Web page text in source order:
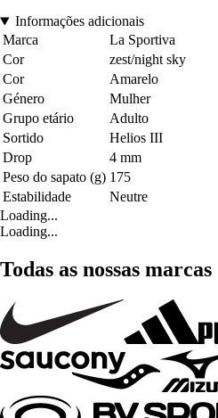
Informações adicionais
Marca
La Sportiva
Cor
zest/night sky
Cor
Amarelo
Género
Mulher
Grupo etário
Adulto
Sortido
Helios III
Drop
4 mm
Peso do sapato (g) 175
Estabilidade
Neutre
Loading...
Loading...
Todas as nossas marcas